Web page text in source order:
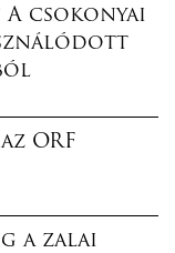
csokonyai
ORF
a zalai